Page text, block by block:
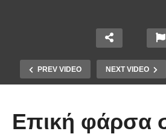
PREV VIDEO NEXT VIDEO
Επική φάρσα